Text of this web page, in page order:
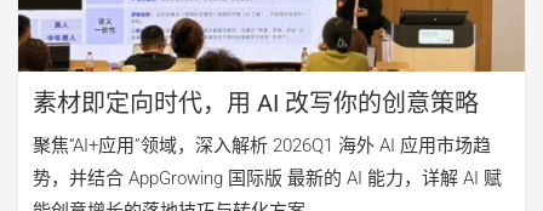
素材即定向时代，用 AI 改写你的创意策略
聚焦“AI+应用”领域，深入解析 2026Q1 海外 AI 应用市场趋
势，并结合 AppGrowing 国际版 最新的 AI 能力，详解 AI 赋